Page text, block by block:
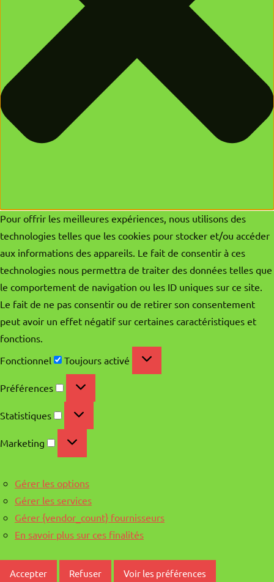
Pour offrir les meilleures expériences, nous utilisons des
technologies telles que les cookies pour stocker et/ou accéder
aux informations des appareils. Le fait de consentir à ces
technologies nous permettra de traiter des données telles que
le comportement de navigation ou les ID uniques sur ce site.
Le fait de ne pas consentir ou de retirer son consentement
peut avoir un effet négatif sur certaines caractéristiques et
fonctions.
Fonctionnel
Fonctionnel
Toujours activé
Préférences Préférences
Statistiques Statistiques
Marketing Marketing
Gérer les options
Gérer les services
Gérer {vendor_count} fournisseurs
En savoir plus sur ces finalités
Accepter Refuser Voir les préférences